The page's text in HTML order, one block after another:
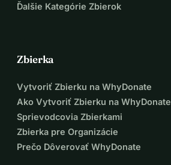
Ďalšie Kategórie Zbierok
Zbierka
Vytvoriť Zbierku na WhyDonate
Ako Vytvoriť Zbierku na WhyDonate
Sprievodcovia Zbierkami
Zbierka pre Organizácie
Prečo Dôverovať WhyDonate